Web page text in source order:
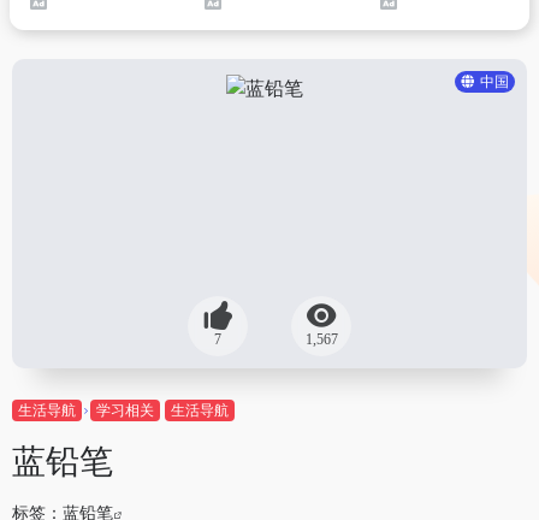
中国
7 1,567
生活导航 学习相关 生活导航
蓝铅笔
标签： 蓝铅笔